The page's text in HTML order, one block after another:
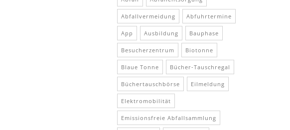
Abfallvermeidung Abfuhrtermine
App Ausbildung Bauphase
Besucherzentrum Biotonne
Blaue Tonne Bücher-Tauschregal
Büchertauschbörse Eilmeldung
Elektromobilität
Emissionsfreie Abfallsammlung